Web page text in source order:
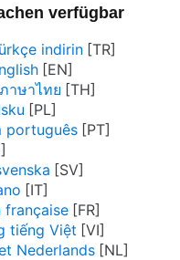
verfügbar
indirin
าษาไทย
português
française
tiếng Việt
Nederlands